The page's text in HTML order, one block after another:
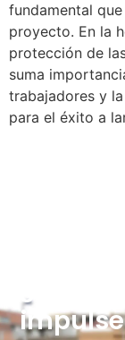
fundamental
proyecto. En la
protección de
suma
trabajadores y
para el éxito a